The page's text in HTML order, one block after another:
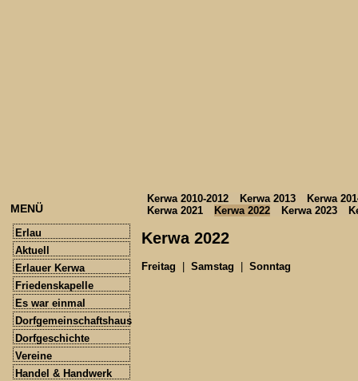
MENÜ
Erlau
Aktuell
Erlauer Kerwa
Friedenskapelle
Es war einmal
Dorfgemeinschaftshaus
Dorfgeschichte
Vereine
Handel & Handwerk
Kerwa 2010-2012 Kerwa 2013
Kerwa
Kerwa 2021
Kerwa 2022 Kerwa 2023
Kerwa 2022
Freitag Samstag Sonntag